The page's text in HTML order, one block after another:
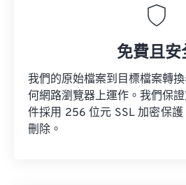
免費且安
我們的原始檔案到目標檔案轉
何網路瀏覽器上運作。我們保
件採用 256 位元 SSL 加密保
刪除。